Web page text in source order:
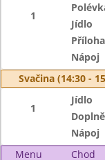
1
Jídlo
Příloha
Nápoj
Svačina (14:30 -
1
Jídlo
Nápoj
Menu
Chod